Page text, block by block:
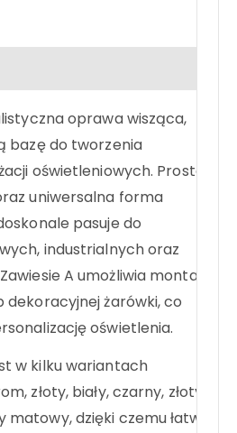
oprawa wisząca,
bazę do tworzenia
oświetleniowych. Prosta,
uniwersalna forma
pasuje do
industrialnych oraz
A umożliwia montaż
dekoracyjnej żarówki, co
oświetlenia.
w kilku wariantach
złoty, biały, czarny, złoty
dzięki czemu łatwo